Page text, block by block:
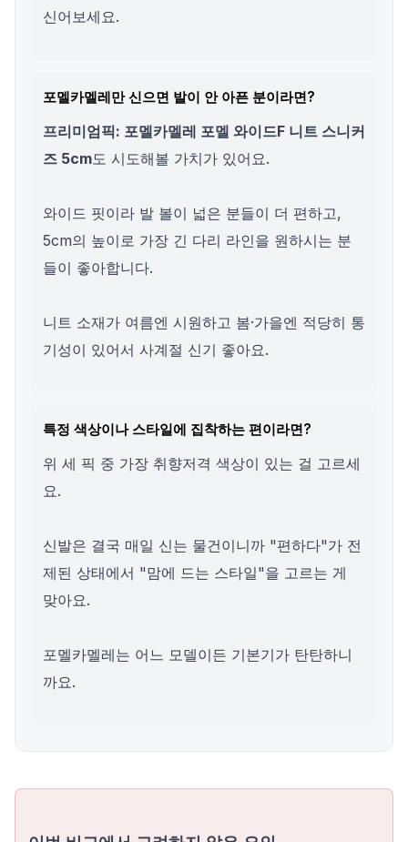
신어보세요.
포멜카멜레만 신으면 발이 안 아픈 분이라면?
프리미엄픽: 포멜카멜레 포멜 와이드F 니트 스니커
즈 5cm도 시도해볼 가치가 있어요.
와이드 핏이라 발 볼이 넓은 분들이 더 편하고,
5cm의 높이로 가장 긴 다리 라인을 원하시는 분
들이 좋아합니다.
니트 소재가 여름엔 시원하고 봄·가을엔 적당히 통
기성이 있어서 사계절 신기 좋아요.
특정 색상이나 스타일에 집착하는 편이라면?
위 세 픽 중 가장 취향저격 색상이 있는 걸 고르세
요.
신발은 결국 매일 신는 물건이니까 "편하다"가 전
제된 상태에서 "맘에 드는 스타일"을 고르는 게
맞아요.
포멜카멜레는 어느 모델이든 기본기가 탄탄하니
까요.